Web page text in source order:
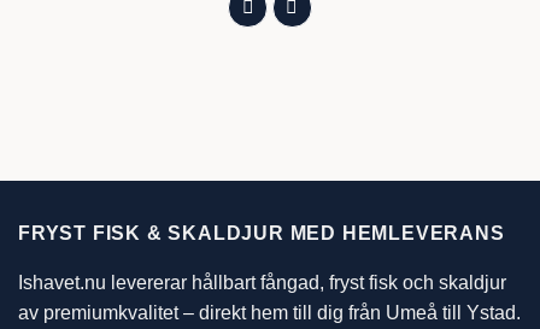
FRYST FISK & SKALDJUR MED HEMLEVERANS
Ishavet.nu levererar hållbart fångad, fryst fisk och skaldjur
av premiumkvalitet – direkt hem till dig från Umeå till Ystad.